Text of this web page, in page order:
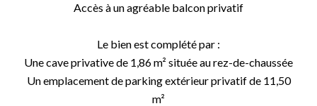
Accès à un agréable balcon privatif
Le bien est complété par :
Une cave privative de 1,86 m² située au rez-de-chaussée
Un emplacement de parking extérieur privatif de 11,50
m²